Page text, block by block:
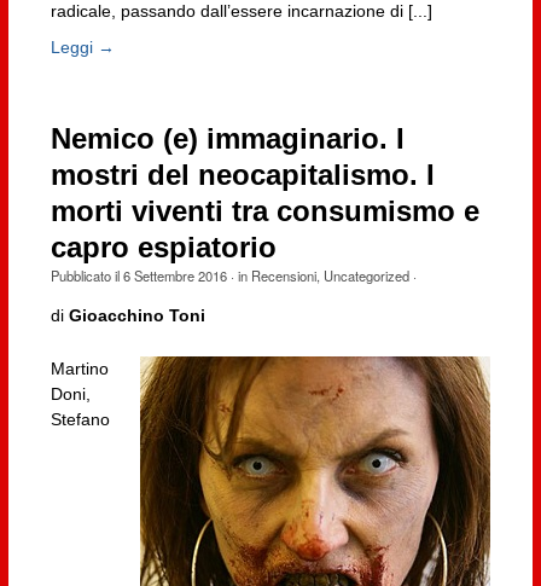
radicale, passando dall’essere incarnazione di [...]
Leggi →
Nemico (e) immaginario. I
mostri del neocapitalismo. I
morti viventi tra consumismo e
capro espiatorio
Pubblicato il6 Settembre 2016· in Recensioni, Uncategorized·
di Gioacchino Toni
Martino
Doni,
Stefano